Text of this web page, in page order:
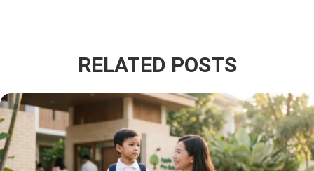
RELATED POSTS